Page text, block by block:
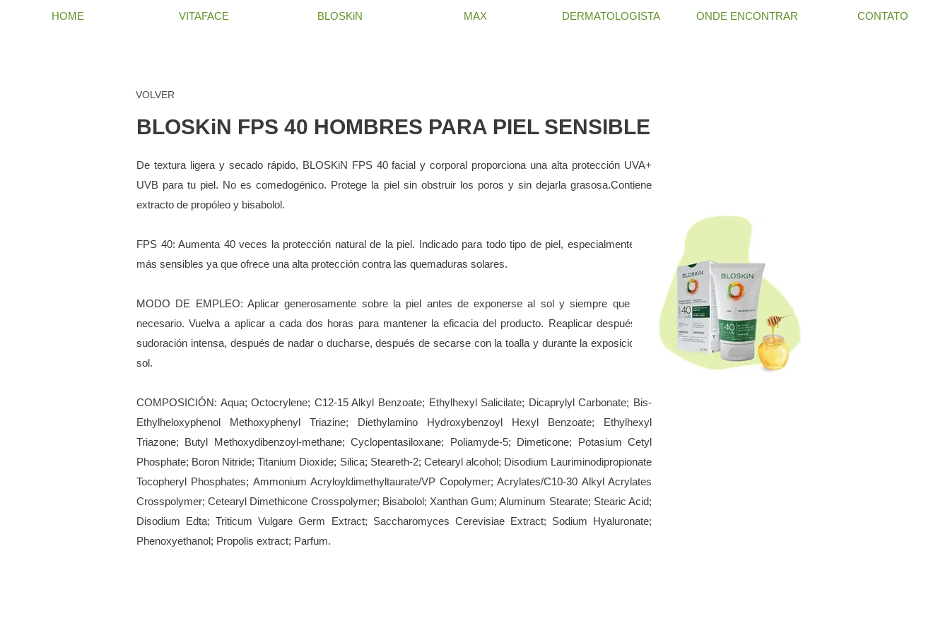
HOME VITAFACE BLOSKiN MAX DERMATOLOGISTA ONDE ENCONTRAR CONTATO
VOLVER
BLOSKiN FPS 40 HOMBRES PARA PIEL SENSIBLE
De textura ligera y secado rápido, BLOSKiN FPS 40 facial y corporal proporciona una alta protección UVA+
UVB para tu piel. No es comedogénico. Protege la piel sin obstruir los poros y sin dejarla grasosa.Contiene
extracto de propóleo y bisabolol.
FPS 40: Aumenta 40 veces la protección natural de la piel. Indicado para todo tipo de piel, especialmente las
más sensibles ya que ofrece una alta protección contra las quemaduras solares.
MODO DE EMPLEO: Aplicar generosamente sobre la piel antes de exponerse al sol y siempre que sea
necesario. Vuelva a aplicar a cada dos horas para mantener la eficacia del producto. Reaplicar después de
sudoración intensa, después de nadar o ducharse, después de secarse con la toalla y durante la exposición al
sol.
COMPOSICIÓN: Aqua; Octocrylene; C12-15 Alkyl Benzoate; Ethylhexyl Salicilate; Dicaprylyl Carbonate; Bis-
Ethylheloxyphenol Methoxyphenyl Triazine; Diethylamino Hydroxybenzoyl Hexyl Benzoate; Ethylhexyl
Triazone; Butyl Methoxydibenzoyl-methane; Cyclopentasiloxane; Poliamyde-5; Dimeticone; Potasium Cetyl
Phosphate; Boron Nitride; Titanium Dioxide; Silica; Steareth-2; Cetearyl alcohol; Disodium Lauriminodipropionate
Tocopheryl Phosphates; Ammonium Acryloyldimethyltaurate/VP Copolymer; Acrylates/C10-30 Alkyl Acrylates
Crosspolymer; Cetearyl Dimethicone Crosspolymer; Bisabolol; Xanthan Gum; Aluminum Stearate; Stearic Acid;
Disodium Edta; Triticum Vulgare Germ Extract; Saccharomyces Cerevisiae Extract; Sodium Hyaluronate;
Phenoxyethanol; Propolis extract; Parfum.